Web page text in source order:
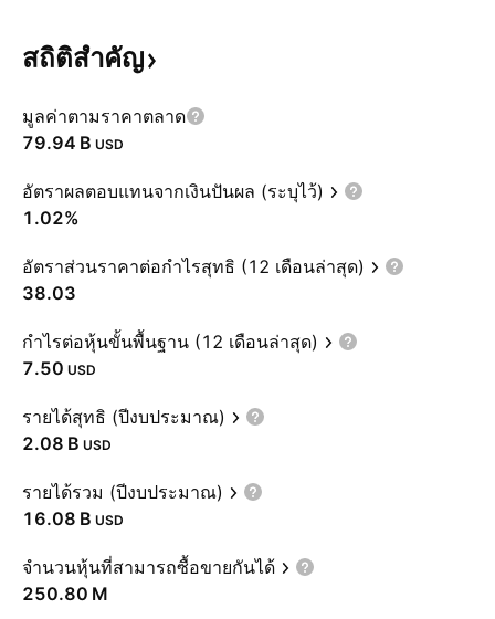
สถิติสำคัญ
มูลค่าตามราคาตลาด
‪79.94 B‬ USD
อัตราผลตอบแทนจากเงินปันผล (ระบุไว้)
1.02%
อัตราส่วนราคาต่อกำไรสุทธิ (12 เดือนล่าสุด)
38.03
กำไรต่อหุ้นขั้นพื้นฐาน (12 เดือนล่าสุด)
7.50 USD
รายได้สุทธิ (ปีงบประมาณ)
‪2.08 B‬ USD
รายได้รวม (ปีงบประมาณ)
‪16.08 B‬ USD
จำนวนหุ้นที่สามารถซื้อขายกันได้
‪250.80 M‬